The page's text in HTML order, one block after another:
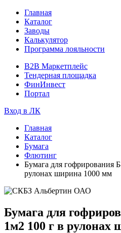
Главная
Каталог
Заводы
Калькулятор
Программа лояльности
B2B Маркетплейс
Тендерная площадка
ФинИнвест
Портал
Вход в ЛК
Главная
Каталог
Бумага
Флютинг
Бумага для гофрирования
рулонах ширина 1000 мм
Бумага для
1м2 100 г в рулонах